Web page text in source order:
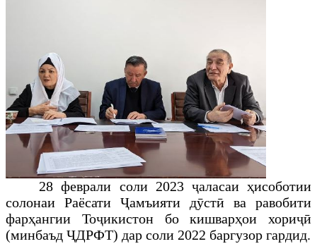
28 феврали соли 2023 ҷаласаи ҳисоботии
солонаи Раёсати Ҷамъияти дӯстӣ ва равобити
фарҳангии Тоҷикистон бо кишварҳои хориҷӣ
(минбаъд ҶДРФТ) дар соли 2022 баргузор гардид.